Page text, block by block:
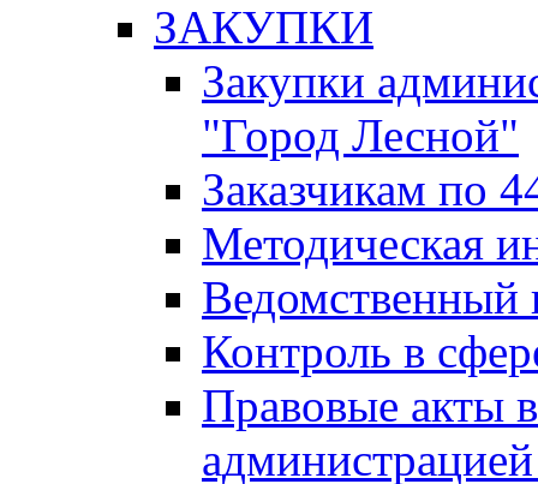
ЗАКУПКИ
Закупки
"Город Лесной"
Заказчикам по
Методическая
Ведомственный
Контроль в
Правовые акты